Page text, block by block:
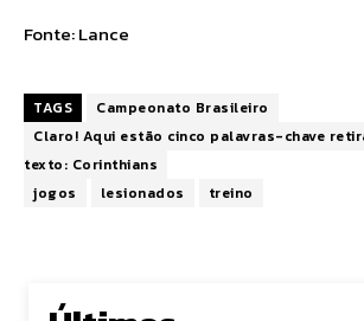
Fonte:Lance
TAGS
Campeonato Brasileiro
Claro! Aqui estão cinco palavras-chave
texto: Corinthians
jogos
lesionados treino